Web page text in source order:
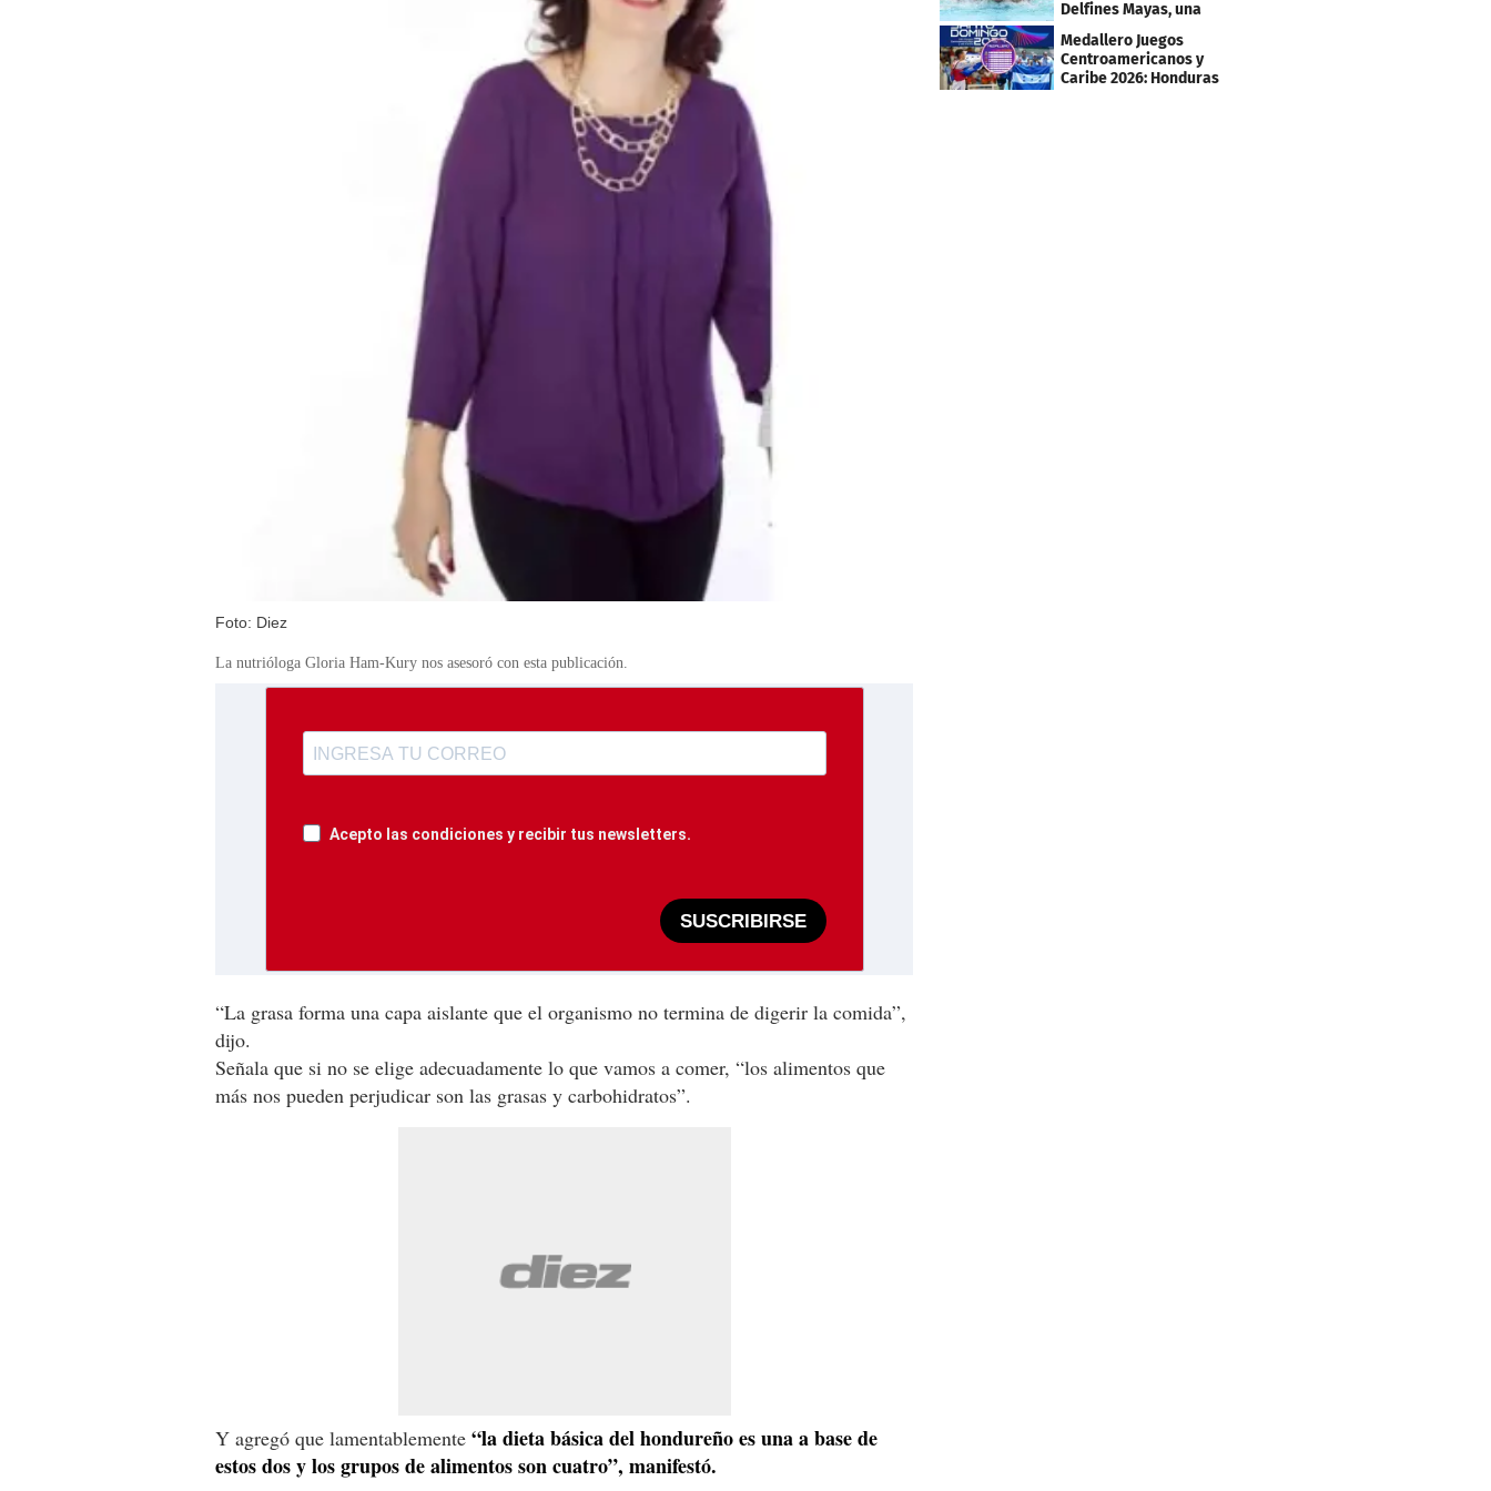
Foto: Diez
La nutrióloga Gloria Ham-Kury nos asesoró con esta publicación.
Acepto las condiciones y recibir tus newsletters.
SUSCRIBIRSE
“La grasa forma una capa aislante que el organismo no termina de digerir la comida”,
dijo.
Señala que si no se elige adecuadamente lo que vamos a comer, “los alimentos que
más nos pueden perjudicar son las grasas y carbohidratos”.
Y agregó que lamentablemente “la dieta básica del hondureño es una a base de
estos dos y los grupos de alimentos son cuatro”, manifestó.
Delfines Mayas, una
fiesta para la natación
Medallero Juegos
Centroamericanos y
Caribe 2026: Honduras